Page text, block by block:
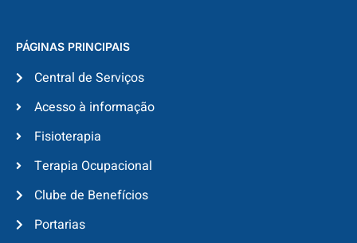
PÁGINAS PRINCIPAIS
Central de Serviços
Acesso à informação
Fisioterapia
Terapia Ocupacional
Clube de Benefícios
Portarias